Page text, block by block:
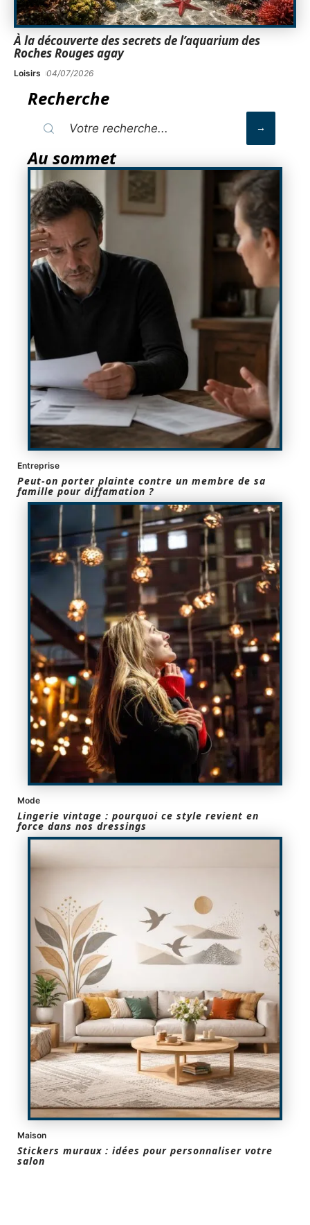
À la découverte des secrets de l’aquarium des
Roches Rouges agay
Loisirs 04/07/2026
Recherche
Au sommet
Entreprise
Peut-on porter plainte contre un membre de sa
famille pour diffamation ?
Mode
Lingerie vintage : pourquoi ce style revient en
force dans nos dressings
Maison
Stickers muraux : idées pour personnaliser votre
salon